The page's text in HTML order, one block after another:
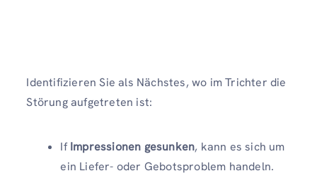
Identifizieren Sie als Nächstes, wo im Trichter die
Störung aufgetreten ist:
IfImpressionen gesunken, kann es sich um
ein Liefer- oder Gebotsproblem handeln.